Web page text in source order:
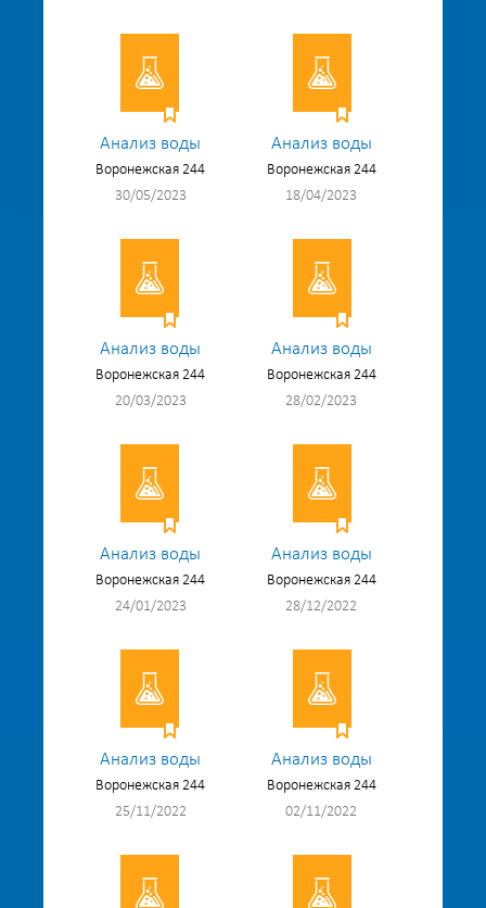
Анализ воды
Воронежская 244
30/05/2023
Анализ воды
Воронежская 244
18/04/2023
Анализ воды
Воронежская 244
20/03/2023
Анализ воды
Воронежская 244
28/02/2023
Анализ воды
Воронежская 244
24/01/2023
Анализ воды
Воронежская 244
28/12/2022
Анализ воды
Воронежская 244
25/11/2022
Анализ воды
Воронежская 244
02/11/2022